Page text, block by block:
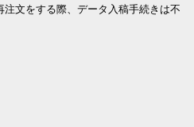
文をする際、データ入稿手続きは不